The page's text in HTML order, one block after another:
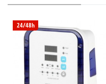
24/48h